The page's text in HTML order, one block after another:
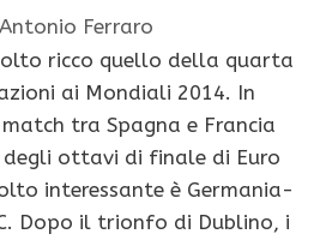
Antonio Ferraro
ricco quello della quarta
ai Mondiali 2014. In
tra Spagna e Francia
degli ottavi di finale di Euro
interessante è Germania-
Dopo il trionfo di Dublino, i